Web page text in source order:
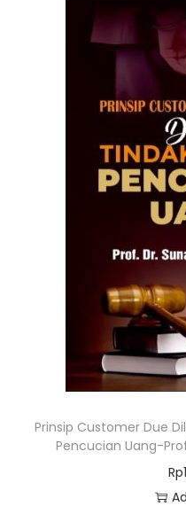
Prinsip Customer Due
Pencucian Uang-
Rp